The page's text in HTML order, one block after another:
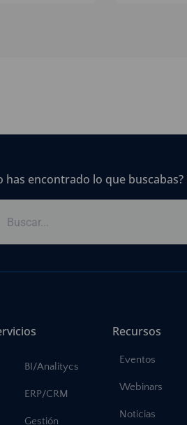
has encontrado lo que
BI/Analitycs
ERP/CRM
Gestión
Recursos
Eventos
Webinars
Noticias